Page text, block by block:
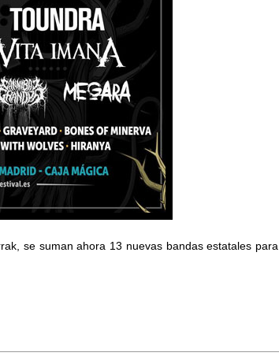
se suman ahora 13 nuevas bandas estatales para